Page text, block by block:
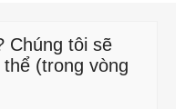
Chúng tôi sẽ
(trong vòng